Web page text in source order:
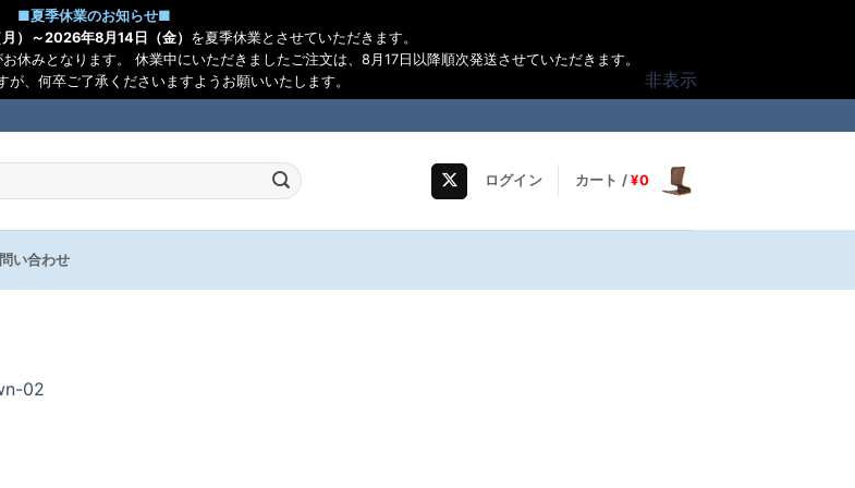
■夏季休業のお知らせ■
）～2026年8月14日（金） を夏季休業とさせていただきます。
みとなります。 休業中にいただきましたご注文は、8月17日以降順次発送させていただきます。
が、何卒ご了承くださいますようお願いいたします。
非表示
ログイン カート /¥0
い合わせ
02